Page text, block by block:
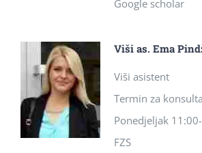
Google scholar
Viši as. Ema
Viši asistent
Termin za
Ponedjeljak
FZS